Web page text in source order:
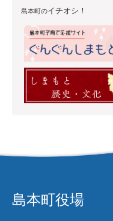
島本町のイチオシ！
島本町役場